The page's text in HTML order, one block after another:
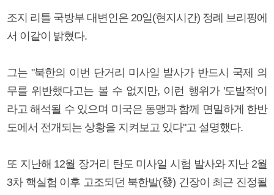
조지 리틀 국방부 대변인은 20일(현지시간) 정례 브리핑에
서 이같이 밝혔다.
그는 "북한의 이번 단거리 미사일 발사가 반드시 국제 의
무를 위반했다고는 볼 수 없지만, 이런 행위가 '도발적'이
라고 해석될 수 있으며 미국은 동맹과 함께 면밀하게 한반
도에서 전개되는 상황을 지켜보고 있다"고 설명했다.
또 지난해 12월 장거리 탄도 미사일 시험 발사와 지난 2월
3차 핵실험 이후 고조되던 북한발(發) 긴장이 최근 진정될